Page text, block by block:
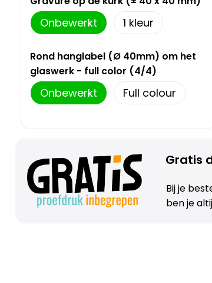
Onbewerkt 1
Rond hanglabel (Ø 40mm) om het
glaswerk - full color (4/4)
Onbewerkt Full colour
Gratis
Bij je
ben je